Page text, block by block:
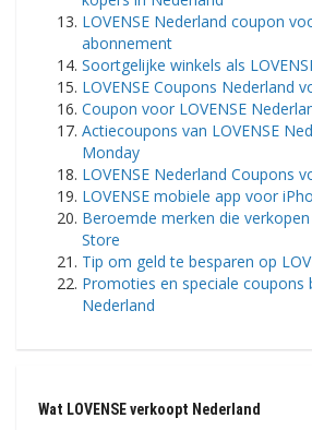
LOVENSE Nederland coupon
abonnement
Soortgelijke winkels als
LOVENSE Coupons Nederland
Coupon voor LOVENSE
Actiecoupons van LOVENSE
Monday
LOVENSE Nederland Coupons
LOVENSE mobiele app voor
Beroemde merken die verkopen
Store
Tip om geld te besparen op
Promoties en speciale coupons
Nederland
Wat LOVENSE verkoopt Nederland